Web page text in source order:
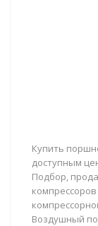
Купить
доступным
Подбор,
Воздушный